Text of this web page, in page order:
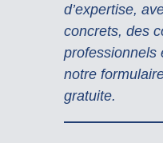
d’expertise,
concrets, des
professionnels
notre
gratuite.